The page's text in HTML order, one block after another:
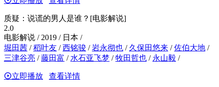
质疑：说谎的男人是谁？[电影解说]
2.0
电影解说 / 2019 / 日本 /
堀田茜 /稻叶友 /西铭骏 /岩永彻也 / 久保田悠来 /佐伯大地 /
三津谷亮 /藤田富 / 水石亚飞梦 /牧田哲也 / 永山毅 /
立即播放 查看详情